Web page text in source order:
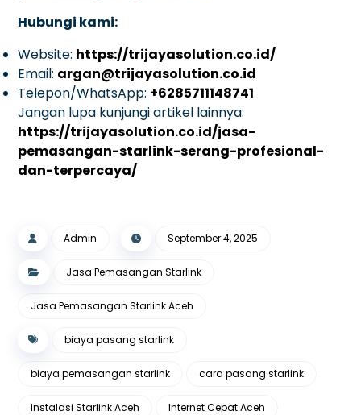
Hubungi kami:
Website: https://trijayasolution.co.id/
Email: argan@trijayasolution.co.id
Telepon/WhatsApp: +6285711148741
Jangan lupa kunjungi artikel lainnya:
https://trijayasolution.co.id/jasa-
pemasangan-starlink-serang-profesional-
dan-terpercaya/
Admin September 4, 2025
Jasa Pemasangan Starlink
Jasa Pemasangan Starlink Aceh
biaya pasang starlink
biaya pemasangan starlink cara pasang starlink
Instalasi Starlink Aceh Internet Cepat Aceh